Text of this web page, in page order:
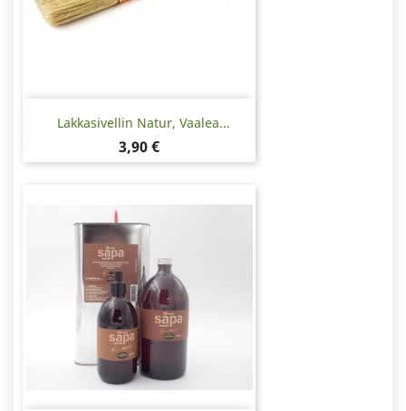
Lakkasivellin Natur, Vaalea...
Hinta
3,90 €